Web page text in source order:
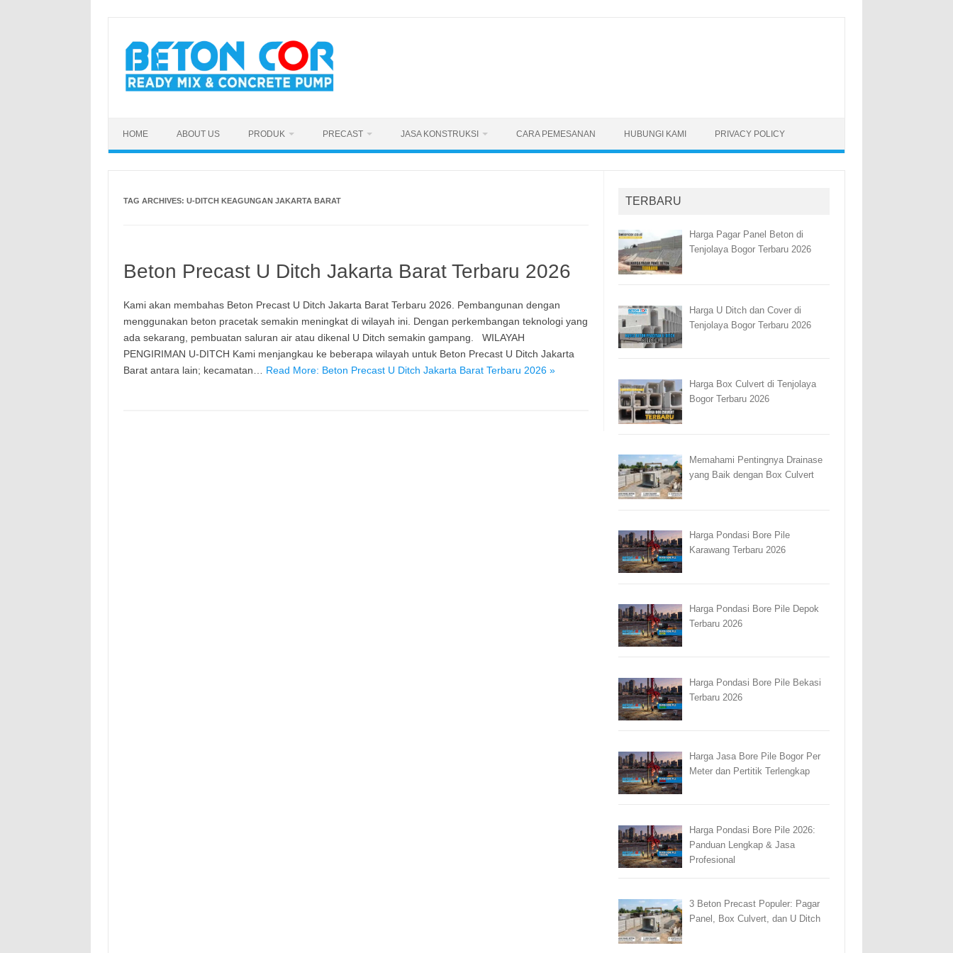
content
HOME ABOUT US PRODUK PRECAST JASA KONSTRUKSI CARA PEMESANAN HUBUNGI KAMI PRIVACY POLICY
TAG ARCHIVES: U-DITCH KEAGUNGAN JAKARTA BARAT
Beton Precast U Ditch Jakarta Barat Terbaru 2026
Kami akan membahas Beton Precast U Ditch Jakarta Barat Terbaru 2026. Pembangunan dengan
menggunakan beton pracetak semakin meningkat di wilayah ini. Dengan perkembangan teknologi yang
ada sekarang, pembuatan saluran air atau dikenal U Ditch semakin gampang. WILAYAH
PENGIRIMAN U-DITCH Kami menjangkau ke beberapa wilayah untuk Beton Precast U Ditch Jakarta
Barat antara lain; kecamatan… Read More: Beton Precast U Ditch Jakarta Barat Terbaru 2026 »
TERBARU
Harga Pagar Panel Beton di
Tenjolaya Bogor Terbaru 2026
Harga U Ditch dan Cover di
Tenjolaya Bogor Terbaru 2026
Harga Box Culvert di Tenjolaya
Bogor Terbaru 2026
Memahami Pentingnya Drainase
yang Baik dengan Box Culvert
Harga Pondasi Bore Pile
Karawang Terbaru 2026
Harga Pondasi Bore Pile Depok
Terbaru 2026
Harga Pondasi Bore Pile Bekasi
Terbaru 2026
Harga Jasa Bore Pile Bogor Per
Meter dan Pertitik Terlengkap
Harga Pondasi Bore Pile 2026:
Panduan Lengkap & Jasa
Profesional
3 Beton Precast Populer: Pagar
Panel, Box Culvert, dan U Ditch